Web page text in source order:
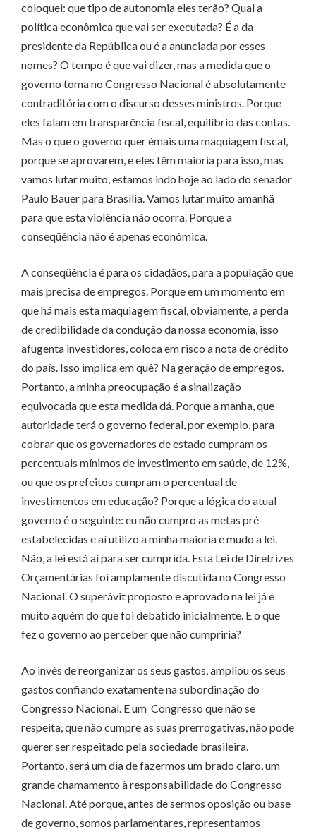
coloquei: que tipo de autonomia eles terão? Qual a
política econômica que vai ser executada? É a da
presidente da República ou é a anunciada por esses
nomes? O tempo é que vai dizer, mas a medida que o
governo toma no Congresso Nacional é absolutamente
contraditória com o discurso desses ministros. Porque
eles falam em transparência fiscal, equilíbrio das contas.
Mas o que o governo quer émais uma maquiagem fiscal,
porque se aprovarem, e eles têm maioria para isso, mas
vamos lutar muito, estamos indo hoje ao lado do senador
Paulo Bauer para Brasília. Vamos lutar muito amanhã
para que esta violência não ocorra. Porque a
conseqüência não é apenas econômica.
A conseqüência é para os cidadãos, para a população que
mais precisa de empregos. Porque em um momento em
que há mais esta maquiagem fiscal, obviamente, a perda
de credibilidade da condução da nossa economia, isso
afugenta investidores, coloca em risco a nota de crédito
do país. Isso implica em quê? Na geração de empregos.
Portanto, a minha preocupação é a sinalização
equivocada que esta medida dá. Porque a manha, que
autoridade terá o governo federal, por exemplo, para
cobrar que os governadores de estado cumpram os
percentuais mínimos de investimento em saúde, de 12%,
ou que os prefeitos cumpram o percentual de
investimentos em educação? Porque a lógica do atual
governo é o seguinte: eu não cumpro as metas pré-
estabelecidas e aí utilizo a minha maioria e mudo a lei.
Não, a lei está aí para ser cumprida. Esta Lei de Diretrizes
Orçamentárias foi amplamente discutida no Congresso
Nacional. O superávit proposto e aprovado na lei já é
muito aquém do que foi debatido inicialmente. E o que
fez o governo ao perceber que não cumpriria?
Ao invés de reorganizar os seus gastos, ampliou os seus
gastos confiando exatamente na subordinação do
Congresso Nacional. E um Congresso que não se
respeita, que não cumpre as suas prerrogativas, não pode
querer ser respeitado pela sociedade brasileira.
Portanto, será um dia de fazermos um brado claro, um
grande chamamento à responsabilidade do Congresso
Nacional. Até porque, antes de sermos oposição ou base
de governo, somos parlamentares, representamos